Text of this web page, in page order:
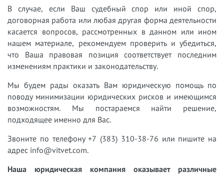
В случае, если Ваш судебный спор или иной спор,
договорная работа или любая другая форма деятельности
касается вопросов, рассмотренных в данном или ином
нашем материале, рекомендуем проверить и убедиться,
что Ваша правовая позиция соответствует последним
изменениям практики и законодательству.
Мы будем рады оказать Вам юридическую помощь по
поводу минимизации юридических рисков и имеющимся
возможностям. Мы постараемся найти решение,
подходящее именно для Вас.
Звоните по телефону +7 (383) 310-38-76 или пишите на
адрес info@vitvet.com.
Наша юридическая компания оказывает различные